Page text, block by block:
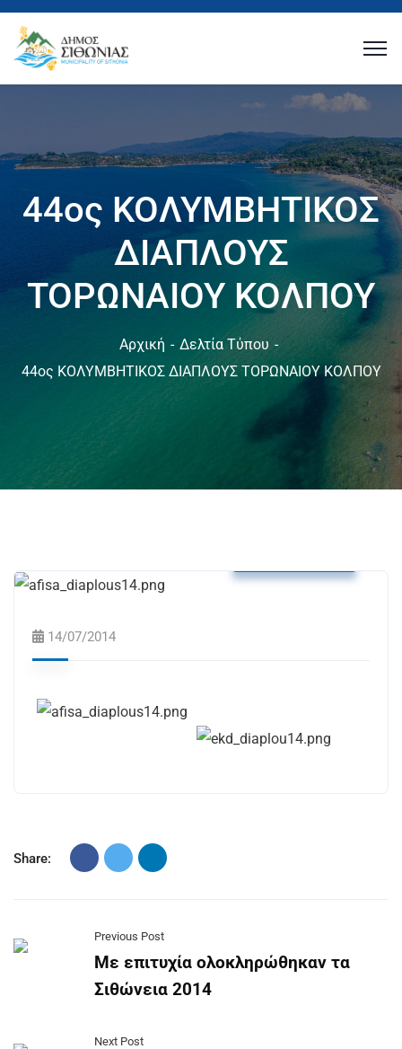
44ος ΚΟΛΥΜΒΗΤΙΚΟΣ
ΔΙΑΠΛΟΥΣ
ΤΟΡΩΝΑΙΟΥ ΚΟΛΠΟΥ
Αρχική
Δελτία Τύπου
44ος ΚΟΛΥΜΒΗΤΙΚΟΣ ΔΙΑΠΛΟΥΣ ΤΟΡΩΝΑΙΟΥ ΚΟΛΠΟΥ
14/07/2014
Share:
Previous Post
Με επιτυχία ολοκληρώθηκαν τα
Σιθώνεια 2014
Next Post